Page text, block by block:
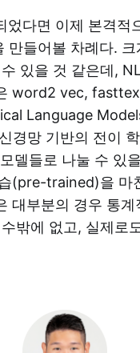
었다면 이제 본격적
만들어볼 차례다.
있을 것 같은데,
word2 vec,
Language
경망 기반의 전이
델들로 나눌 수 있
(pre-trained)을 마
대부분의 경우 통계
밖에 없고, 실제로